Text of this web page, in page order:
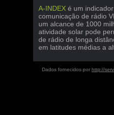
A-INDEX é um
comunicação de rádio
um alcance de 1000
atividade solar pode
de rádio de longa
em latitudes médias a
Dados fornecidos por http://